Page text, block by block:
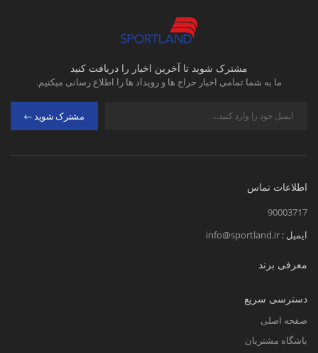
مشترک شوید تا آخرین اخبار را دریافت کنید
ما به شما تمامی اخبار حراج ها و رویداد ها را اطلاع رسانی میکنیم.
مشترک شوید
اطلاعات تماس
90003717
ایمیل : info@sportland.ir
معرفی برند
دسترسی سریع
صفحه اصلی
باشگاه مشتریان